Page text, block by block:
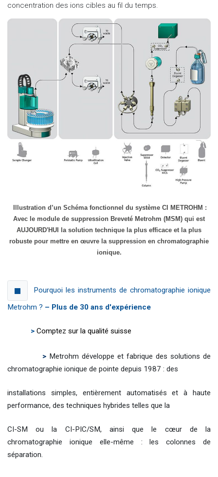
concentration des ions cibles au fil du temps.
Illustration d’un Schéma fonctionnel du système CI METROHM :
Avec le module de suppression Breveté Metrohm (MSM) qui est
AUJOURD'HUI la solution technique la plus efficace et la plus
robuste pour mettre en œuvre la suppression en chromatographie
ionique.
Pourquoi les instruments de chromatographie ionique
Metrohm ? – Plus de 30 ans d'expérience
> Comptez sur la qualité suisse
> Metrohm développe et fabrique des solutions de
chromatographie ionique de pointe depuis 1987 : des
installations simples, entièrement automatisés et à haute
performance, des techniques hybrides telles que la
CI-SM ou la CI-PIC/SM, ainsi que le cœur de la
chromatographie ionique elle-même : les colonnes de
séparation.